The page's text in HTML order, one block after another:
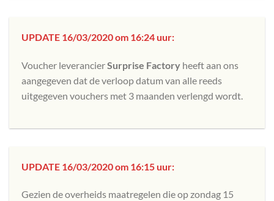
UPDATE 16/03/2020 om 16:24 uur:
Voucher leverancierSurprise Factory heeft aan ons
aangegeven dat de verloop datum van alle reeds
uitgegeven vouchers met 3 maanden verlengd wordt.
UPDATE 16/03/2020 om 16:15 uur:
Gezien de overheids maatregelen die op zondag 15